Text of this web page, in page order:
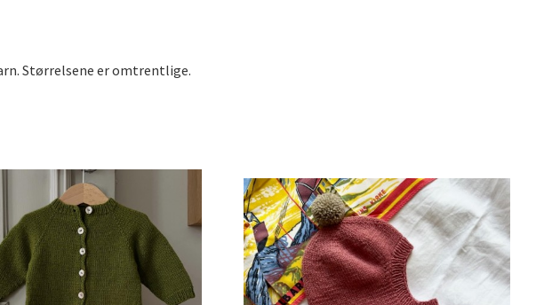
Størrelsene er omtrentlige.